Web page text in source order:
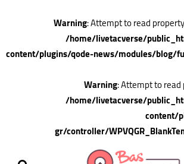
Warning: Attempt to read
/home/livetacverse/
content/plugins/qode-news/modules/blog/
Warning: Attempt to
/home/livetacverse/
content/
gr/controller/